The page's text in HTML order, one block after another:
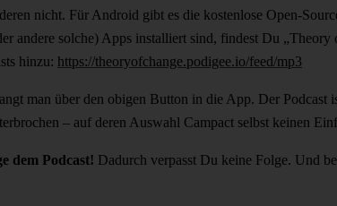
nicht. Für Android gibt es die kostenlose Open-
andere solche) Apps installiert sind, findest Du „Theory
hinzu: https://theoryofchange.podigee.io/feed/mp3
man über den obigen Button in die App. Der Podcast
– auf deren Auswahl Campact selbst keinen
dem Podcast! Dadurch verpasst Du keine Folge. Und